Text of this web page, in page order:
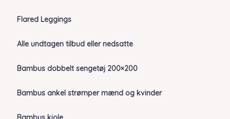
Flared Leggings
Alle undtagen tilbud eller nedsatte
Bambus dobbelt sengetøj 200×200
Bambus ankel strømper mænd og kvinder